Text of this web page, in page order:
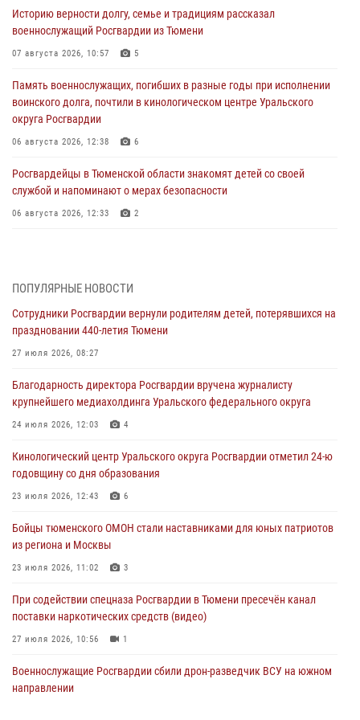
Историю верности долгу, семье и традициям рассказал
военнослужащий Росгвардии из Тюмени
07 августа 2026, 10:57 5
Память военнослужащих, погибших в разные годы при исполнении
воинского долга, почтили в кинологическом центре Уральского
округа Росгвардии
06 августа 2026, 12:38 6
Росгвардейцы в Тюменской области знакомят детей со своей
службой и напоминают о мерах безопасности
06 августа 2026, 12:33 2
06 августа 2026, 04:41 3
Росгвардейцы в Тюменской области почтили память генерала
армии Ивана Кирилловича Яковлева
05 августа 2026, 11:03
В Тюмени офицер Росгвардии в радиоэфире напомнил гражданам о
мерах безопасного владения оружием
05 августа 2026, 09:56
Военнослужащие Росгвардии сбили дрон-разведчик ВСУ на южном
направлении
05 августа 2026, 05:35
Стальной характер продемонстрировали росгвардейцы в ходе
масштабных спортивных событий на Урале
05 августа 2026, 05:22
ПОПУЛЯРНЫЕ НОВОСТИ
Сотрудники Росгвардии вернули родителям детей, потерявшихся на
праздновании 440-летия Тюмени
27 июля 2026, 08:27
Благодарность директора Росгвардии вручена журналисту
крупнейшего медиахолдинга Уральского федерального округа
24 июля 2026, 12:03 4
Кинологический центр Уральского округа Росгвардии отметил 24-ю
годовщину со дня образования
23 июля 2026, 12:43 6
Бойцы тюменского ОМОН стали наставниками для юных патриотов
из региона и Москвы
23 июля 2026, 11:02 3
При содействии спецназа Росгвардии в Тюмени пресечён канал
поставки наркотических средств (видео)
27 июля 2026, 10:56 1
Военнослужащие Росгвардии сбили дрон-разведчик ВСУ на южном
направлении